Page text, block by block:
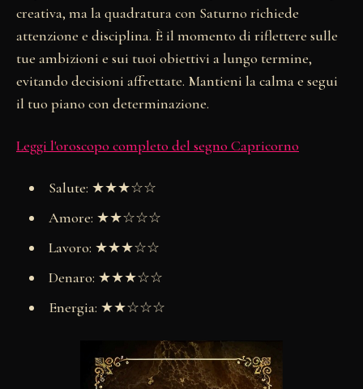
creativa, ma la quadratura con Saturno richiede
attenzione e disciplina. È il momento di riflettere sulle
tue ambizioni e sui tuoi obiettivi a lungo termine,
evitando decisioni affrettate. Mantieni la calma e segui
il tuo piano con determinazione.
Leggi l'oroscopo completo del segno Capricorno
Salute: ★★★☆☆
Amore: ★★☆☆☆
Lavoro: ★★★☆☆
Denaro: ★★★☆☆
Energia: ★★☆☆☆